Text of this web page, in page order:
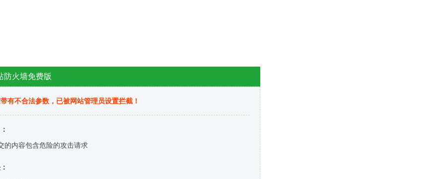
防火墙免费版
有不合法参数，已被网站管理员设置拦截！
的内容包含危险的攻击请求